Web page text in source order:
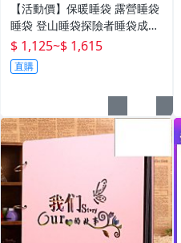
【活動價】保暖睡袋 露營睡袋
睡袋 登山睡袋探險者睡袋成人
冬季加厚防寒加大戶外露營大
人抗寒四季通用款保暖
$ 1,125~$ 1,615
直購